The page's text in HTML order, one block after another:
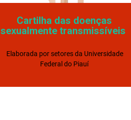
Cartilha das doenças
sexualmente transmissíveis
Elaborada por setores da Universidade
Federal do Piauí